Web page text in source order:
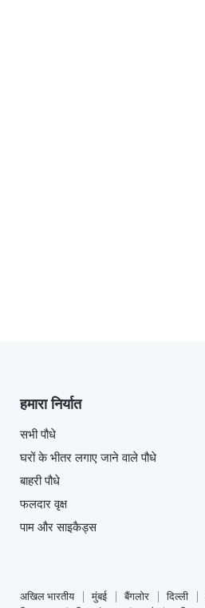
हमारा निर्यात
सभी पौधे
घरों के भीतर लगाए जाने वाले पौधे
बाहरी पौधे
फलदार वृक्ष
पाम और साइकैड्स
अखिल भारतीय मुंबई बैंगलोर दिल्ली